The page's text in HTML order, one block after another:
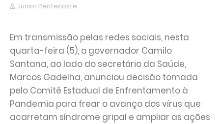
Junior Pentecoste
Em transmissão pelas redes sociais, nesta
quarta-feira (5), o governador Camilo
Santana, ao lado do secretário da Saúde,
Marcos Gadelha, anunciou decisão tomada
pelo Comitê Estadual de Enfrentamento à
Pandemia para frear o avanço dos vírus que
acarretam síndrome gripal e ampliar as ações